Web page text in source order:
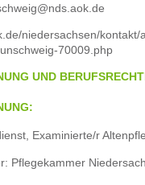
niedersachsen/kontakt/
70009.php
UND
Examinierte/r
Pflegekammer